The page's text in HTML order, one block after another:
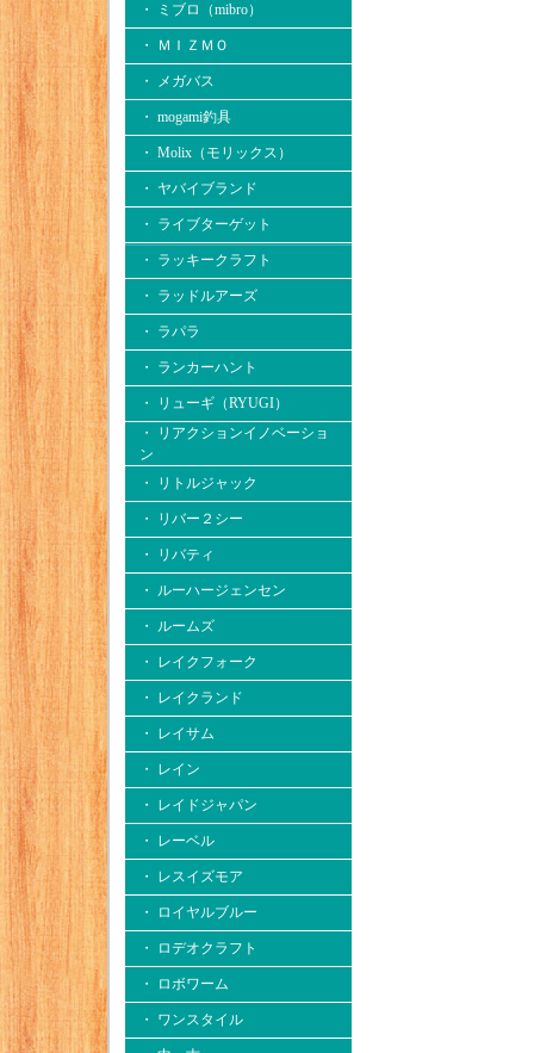
・ ミブロ（mibro）
・ ＭＩＺＭＯ
・ メガバス
・ mogami釣具
・ Molix（モリックス）
・ ヤバイブランド
・ ライブターゲット
・ ラッキークラフト
・ ラッドルアーズ
・ ラパラ
・ ランカーハント
・ リューギ（RYUGI）
・ リアクションイノベーショ
ン
・ リトルジャック
・ リバー２シー
・ リバティ
・ ルーハージェンセン
・ ルームズ
・ レイクフォーク
・ レイクランド
・ レイサム
・ レイン
・ レイドジャパン
・ レーベル
・ レスイズモア
・ ロイヤルブルー
・ ロデオクラフト
・ ロボワーム
・ ワンスタイル